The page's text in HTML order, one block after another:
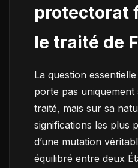
protectorat
le traité de
La question
porte pas
traité, mais sur sa
significations les plus
d’une mutation
équilibré entre deux